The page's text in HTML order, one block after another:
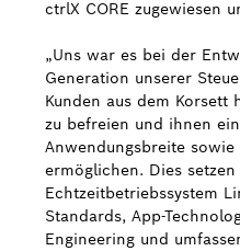
ctrlX CORE zugewiesen
„Uns war es bei der
Generation unserer
Kunden aus dem Korsett
zu befreien und ihnen
Anwendungsbreite
ermöglichen. Dies
Echtzeitbetriebssystem
Standards, App-
Engineering und